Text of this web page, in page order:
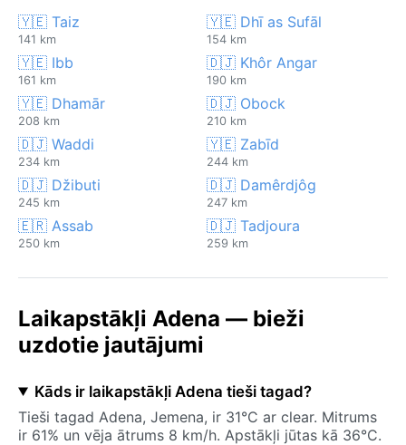
🇾🇪 Taiz
141 km
🇾🇪 Dhī as Sufāl
154 km
🇾🇪 Ibb
161 km
🇩🇯 Khôr Angar
190 km
🇾🇪 Dhamār
208 km
🇩🇯 Obock
210 km
🇩🇯 Waddi
234 km
🇾🇪 Zabīd
244 km
🇩🇯 Džibuti
245 km
🇩🇯 Damêrdjôg
247 km
🇪🇷 Assab
250 km
🇩🇯 Tadjoura
259 km
Laikapstākļi Adena — bieži
uzdotie jautājumi
Kāds ir laikapstākļi Adena tieši tagad?
Tieši tagad Adena, Jemena, ir 31°C ar clear. Mitrums
ir 61% un vēja ātrums 8 km/h. Apstākļi jūtas kā 36°C.